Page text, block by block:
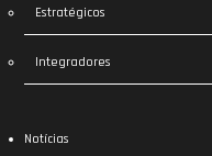
Estratégicos
Integradores
Notícias